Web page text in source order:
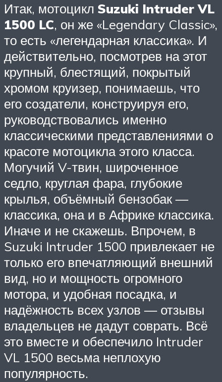
Итак, мотоцикл Suzuki Intruder VL
1500 LC, он же «Legendary Classic»,
то есть «легендарная классика». И
действительно, посмотрев на этот
крупный, блестящий, покрытый
хромом круизер, понимаешь, что
его создатели, конструируя его,
руководствовались именно
классическими представлениями о
красоте мотоцикла этого класса.
Могучий V-твин, широченное
седло, круглая фара, глубокие
крылья, объёмный бензобак —
классика, она и в Африке классика.
Иначе и не скажешь. Впрочем, в
Suzuki Intruder 1500 привлекает не
только его впечатляющий внешний
вид, но и мощность огромного
мотора, и удобная посадка, и
надёжность всех узлов — отзывы
владельцев не дадут соврать. Всё
это вместе и обеспечило Intruder
VL 1500 весьма неплохую
популярность.